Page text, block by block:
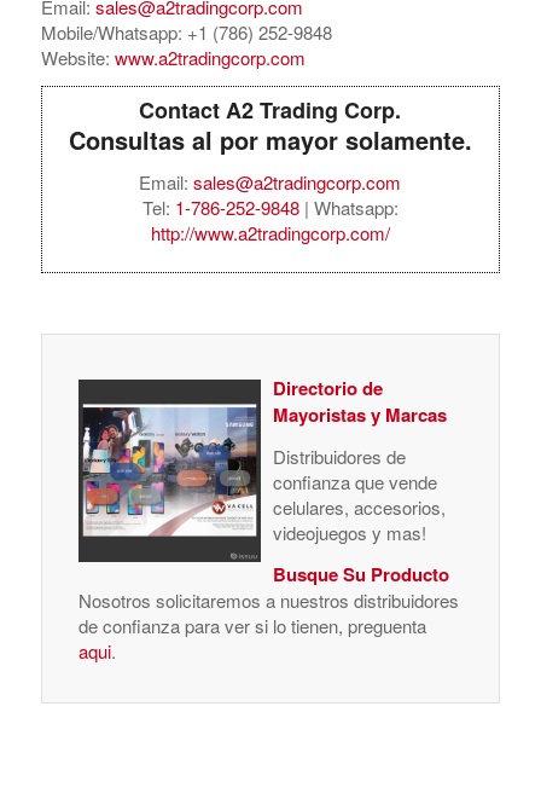
Email: sales@a2tradingcorp.com
Mobile/Whatsapp: +1 (786) 252-9848
Website: www.a2tradingcorp.com
Contact A2 Trading Corp.
Consultas al por mayor solamente.
Email:sales@a2tradingcorp.com
Tel: 1-786-252-9848| Whatsapp:
http://www.a2tradingcorp.com/
Directorio de
Mayoristas y Marcas
Distribuidores de
confianza que vende
celulares, accesorios,
videojuegos y mas!
Busque Su Producto
Nosotros solicitaremos a nuestros distribuidores
de confianza para ver si lo tienen, preguenta
aqui.